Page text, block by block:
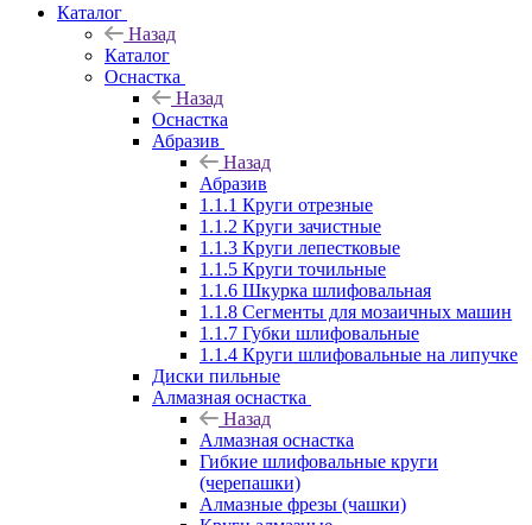
Каталог
Назад
Каталог
Оснастка
Назад
Оснастка
Абразив
Назад
Абразив
1.1.1 Круги отрезные
1.1.2 Круги зачистные
1.1.3 Круги лепестковые
1.1.5 Круги точильные
1.1.6 Шкурка шлифовальная
1.1.8 Сегменты для мозаичных машин
1.1.7 Губки шлифовальные
1.1.4 Круги шлифовальные на липучке
Диски пильные
Алмазная оснастка
Назад
Алмазная оснастка
Гибкие шлифовальные круги
(черепашки)
Алмазные фрезы (чашки)